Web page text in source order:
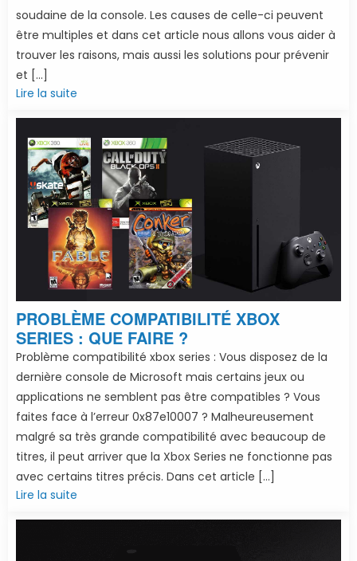
soudaine de la console. Les causes de celle-ci peuvent
être multiples et dans cet article nous allons vous aider à
trouver les raisons, mais aussi les solutions pour prévenir
et […]
Lire la suite
PROBLÈME COMPATIBILITÉ XBOX
SERIES : QUE FAIRE ?
Problème compatibilité xbox series : Vous disposez de la
dernière console de Microsoft mais certains jeux ou
applications ne semblent pas être compatibles ? Vous
faites face à l’erreur 0x87e10007 ? Malheureusement
malgré sa très grande compatibilité avec beaucoup de
titres, il peut arriver que la Xbox Series ne fonctionne pas
avec certains titres précis. Dans cet article […]
Lire la suite